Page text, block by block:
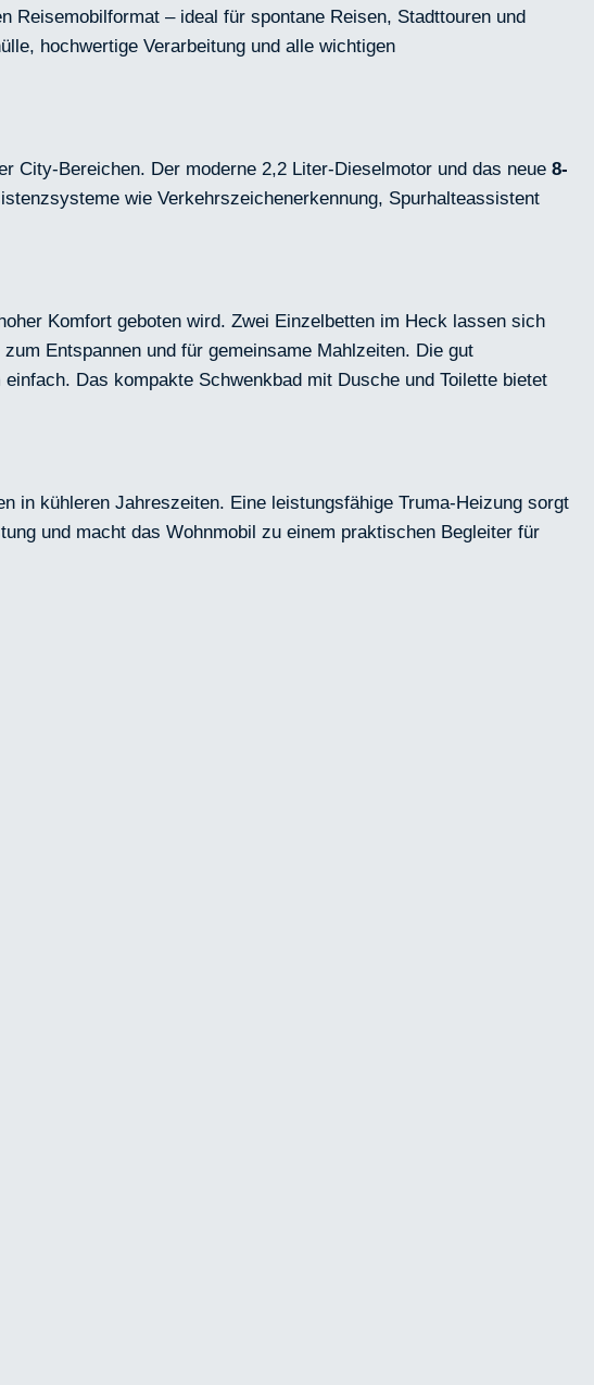
Reisemobil­format – ideal für spontane Reisen, Stadttouren und
hochwertige Verarbeitung und alle wichtigen
City-Bereichen. Der moderne 2,2 Liter-Dieselmotor und das neue 8-
wie Verkehrszeichenerkennung, Spurhalteassistent
Komfort geboten wird. Zwei Einzelbetten im Heck lassen sich
Entspannen und für gemeinsame Mahlzeiten. Die gut
Das kompakte Schwenkbad mit Dusche und Toilette bietet
in kühleren Jahreszeiten. Eine leistungsfähige Truma-Heizung sorgt
und macht das Wohnmobil zu einem praktischen Begleiter für